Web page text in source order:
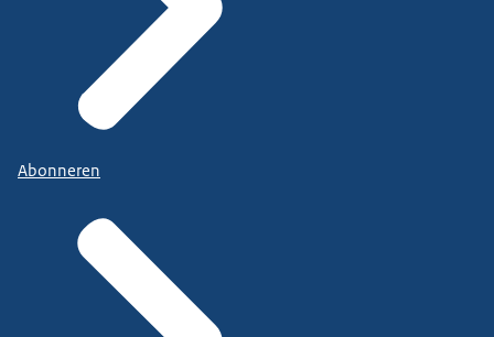
Abonneren